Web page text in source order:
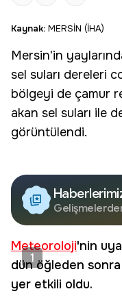
Kaynak: MERSİN (İHA)
Mersin'in
sel suları dereleri
bölgeyi de çamur
akan sel suları ile
görüntülendi.
Google'da
Edin
1
Meteoroloji'nin
dün öğleden
yer etkili oldu.